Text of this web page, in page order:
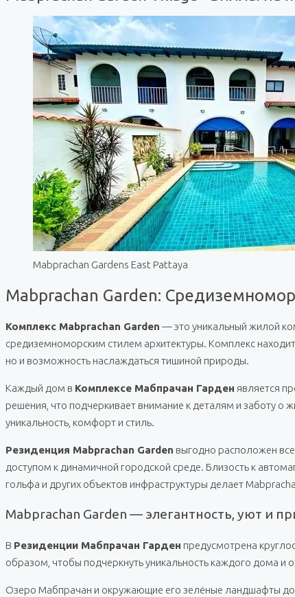
Mabprachan Gardens East Pattaya
Mabprachan Garden:
Комплекс Mabprachan Garden — это уникальный жилой
средиземноморским стилем архитектуры. Комплекс
но и возможность наслаждаться тишиной природы.
Каждый дом в Комплексе Мабпрачан Гарден является
решения, что подчеркивает внимание к деталям и заботу о
уникальность, комфорт и стиль.
Резиденция Mabprachan Garden выгодно расположен
доступом к динамичной городской среде. Близость к
гольфа и других объектов инфраструктуры делает
Mabprachan Garden — элегантность, уют и
В Резиденции Мабпрачан Гарден предусмотрена
образом, чтобы подчеркнуть уникальность каждого дома и
Озеро Мабпрачан и окружающие его зелёные ландшафты